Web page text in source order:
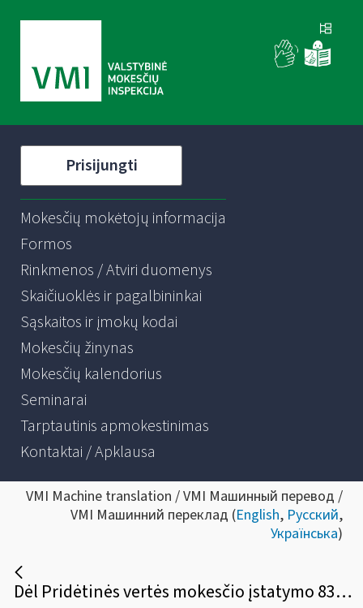
Prisijungti
Mokesčių mokėtojų informacija
Formos
Rinkmenos / Atviri duomenys
Skaičiuoklės ir pagalbininkai
Sąskaitos ir įmokų kodai
Mokesčių žinynas
Mokesčių kalendorius
Seminarai
Tarptautinis apmokestinimas
Kontaktai / Apklausa
VMI Machine translation / VMI Машинный перевод /
VMI Машинний переклад (English, Русский,
Українська)
Dėl Pridėtinės vertės mokesčio įstatymo 83 straipsnio apibendrinto paaiškinimo (komentaro)